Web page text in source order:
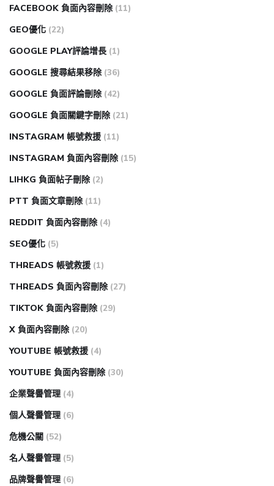
FACEBOOK 負面內容刪除 (11)
GEO優化 (22)
GOOGLE PLAY評論增長 (1)
GOOGLE 搜尋結果移除 (36)
GOOGLE 負面評論刪除 (42)
GOOGLE 負面關鍵字刪除 (21)
INSTAGRAM 帳號救援 (11)
INSTAGRAM 負面內容刪除 (15)
LIHKG 負面帖子刪除 (2)
PTT 負面文章刪除 (11)
REDDIT 負面內容刪除 (4)
SEO優化 (5)
THREADS 帳號救援 (1)
THREADS 負面內容刪除 (27)
TIKTOK 負面內容刪除 (29)
X 負面內容刪除 (20)
YOUTUBE 帳號救援 (4)
YOUTUBE 負面內容刪除 (30)
企業聲譽管理 (4)
個人聲譽管理 (6)
危機公關 (52)
名人聲譽管理 (5)
品牌聲譽管理 (6)